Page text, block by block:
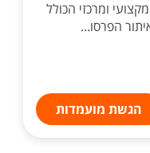
ומרכזי הכולל
הפרסו...
הגשת מועמדות